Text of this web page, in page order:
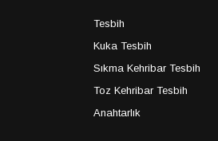
Tesbih
Kuka Tesbih
Sıkma Kehribar Tesbih
Toz Kehribar Tesbih
Anahtarlık